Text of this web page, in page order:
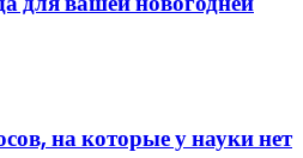
на которые у науки нет